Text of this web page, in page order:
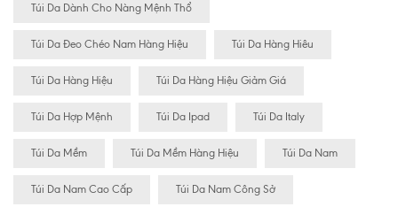
Túi Da Dành Cho Nàng Mệnh Thổ
Túi Da Đeo Chéo Nam Hàng Hiệu Túi Da Hàng Hiêu
Túi Da Hàng Hiệu Túi Da Hàng Hiệu Giảm Giá
Túi Da Hợp Mệnh Túi Da Ipad Túi Da Italy
Túi Da Mềm Túi Da Mềm Hàng Hiệu Túi Da Nam
Túi Da Nam Cao Cấp Túi Da Nam Công Sở